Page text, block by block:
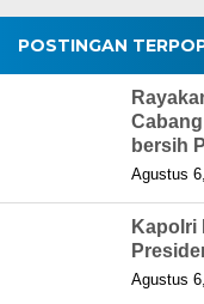
POSTINGAN
bersih
Agustus
Kapolri
Agustus